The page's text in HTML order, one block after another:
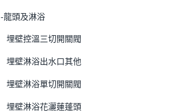
-龍頭及淋浴
埋壁控溫三切開關閥
埋壁淋浴出水口其他
埋壁淋浴單切開關閥
埋壁淋浴花灑蓮蓬頭